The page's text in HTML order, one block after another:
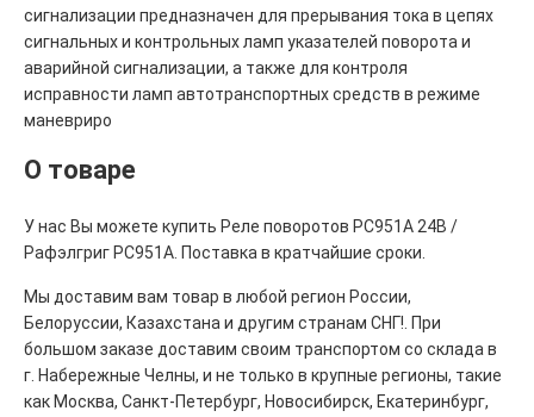
сигнализации предназначен для прерывания тока в цепях
сигнальных и контрольных ламп указателей поворота и
аварийной сигнализации, а также для контроля
исправности ламп автотранспортных средств в режиме
маневриро
О товаре
У нас Вы можете купить Реле поворотов РС951А 24В /
Рафэлгриг РС951А. Поставка в кратчайшие сроки.
Мы доставим вам товар в любой регион России,
Белоруссии, Казахстана и другим странам СНГ!. При
большом заказе доставим своим транспортом со склада в
г. Набережные Челны, и не только в крупные регионы, такие
как Москва, Санкт-Петербург, Новосибирск, Екатеринбург,